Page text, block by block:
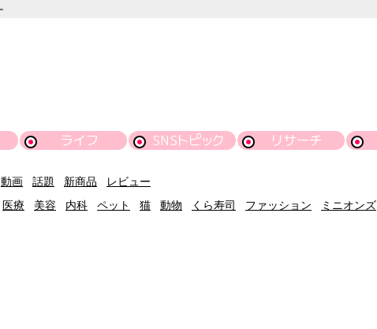
ライフ SNSトピック リサーチ
動画 話題 新商品
レビュー
医療 美容 内科 ペット 猫 動物 くら寿司 ファッション ミニオンズ